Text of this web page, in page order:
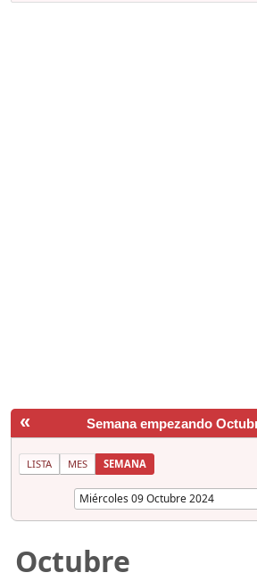
« Semana empezando
LISTA MES SEMANA
Octubre